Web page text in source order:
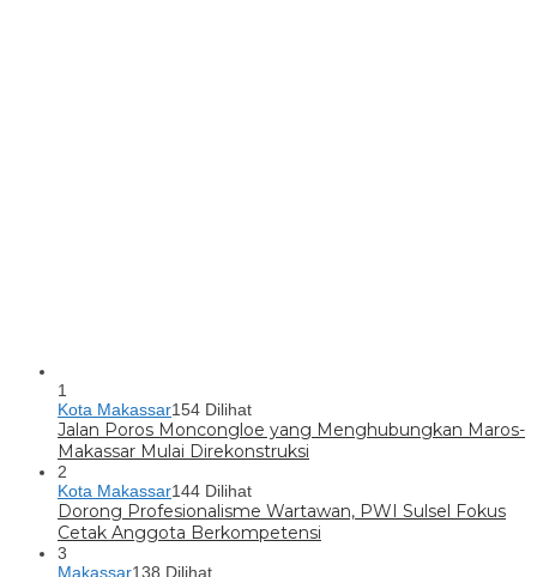
1
Kota Makassar154 Dilihat
Jalan Poros Moncongloe yang Menghubungkan Maros-
Makassar Mulai Direkonstruksi
2
Kota Makassar144 Dilihat
Dorong Profesionalisme Wartawan, PWI Sulsel Fokus
Cetak Anggota Berkompetensi
3
Makassar138 Dilihat